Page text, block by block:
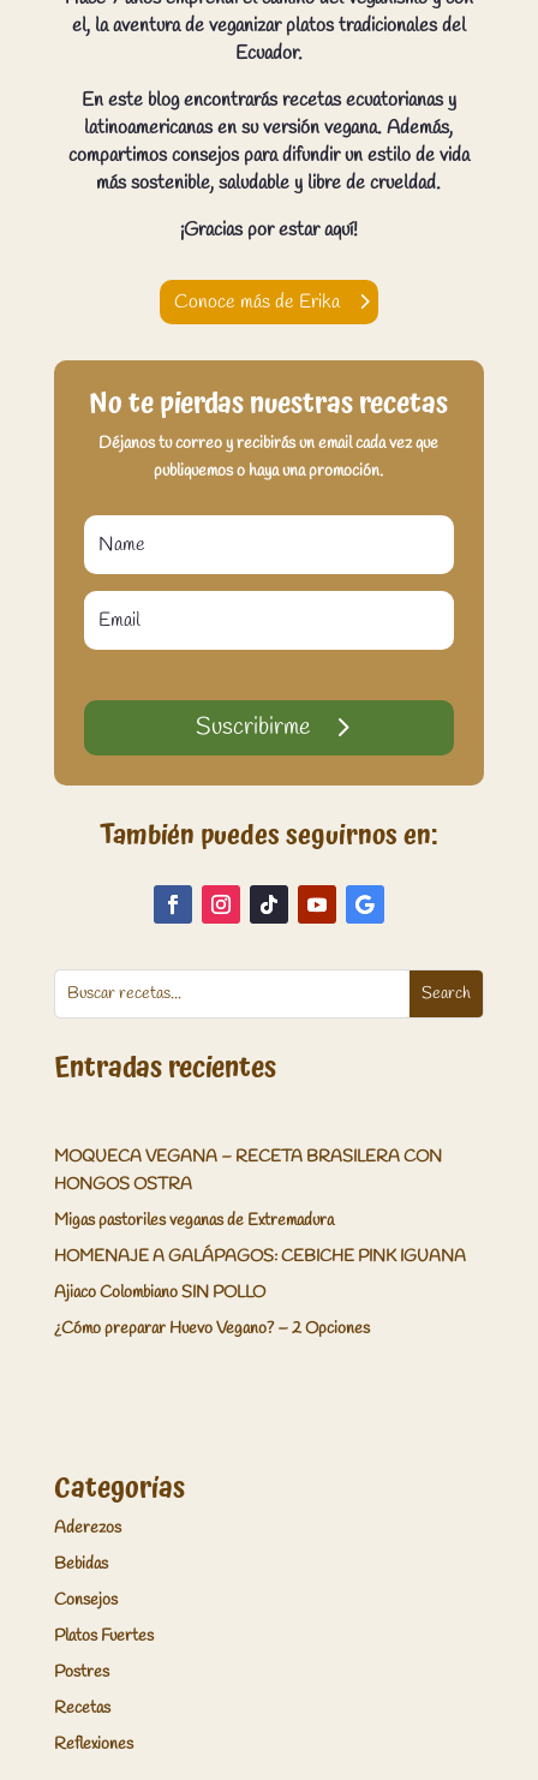
el, la aventura de veganizar platos tradicionales del
Ecuador.
En este blog encontrarás recetas ecuatorianas y
latinoamericanas en su versión vegana. Además,
compartimos consejos para difundir un estilo de vida
más sostenible, saludable y libre de crueldad.
¡Gracias por estar aquí!
Conoce más de Erika
No te pierdas nuestras recetas
Déjanos tu correo y recibirás un email cada vez que
publiquemos o haya una promoción.
Suscribirme
También puedes seguirnos en:
Entradas recientes
MOQUECA VEGANA – RECETA BRASILERA CON
HONGOS OSTRA
Migas pastoriles veganas de Extremadura
HOMENAJE A GALÁPAGOS: CEBICHE PINK IGUANA
Ajiaco Colombiano SIN POLLO
¿Cómo preparar Huevo Vegano? – 2 Opciones
Categorías
Aderezos
Bebidas
Consejos
Platos Fuertes
Postres
Recetas
Reflexiones